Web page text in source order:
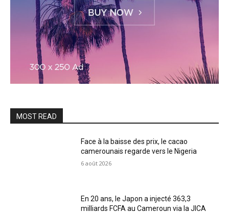
MOST READ
Face à la baisse des prix, le cacao
camerounais regarde vers le Nigeria
6 août 2026
En 20 ans, le Japon a injecté 363,3
milliards FCFA au Cameroun via la JICA